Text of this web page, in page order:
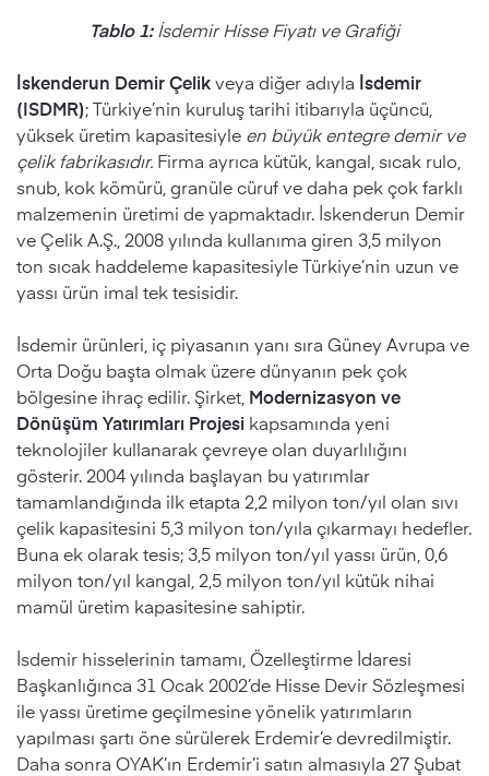
Tablo 1: İsdemir Hisse Fiyatı ve Grafiği
İskenderun Demir Çelikveya diğer adıyla İsdemir
(ISDMR); Türkiye’nin kuruluş tarihi itibarıyla üçüncü,
yüksek üretim kapasitesiyle en büyük entegre demir ve
çelik fabrikasıdır. Firma ayrıca kütük, kangal, sıcak rulo,
snub, kok kömürü, granüle cüruf ve daha pek çok farklı
malzemenin üretimi de yapmaktadır. İskenderun Demir
ve Çelik A.Ş., 2008 yılında kullanıma giren 3,5 milyon
ton sıcak haddeleme kapasitesiyle Türkiye’nin uzun ve
yassı ürün imal tek tesisidir.
İsdemir ürünleri, iç piyasanın yanı sıra Güney Avrupa ve
Orta Doğu başta olmak üzere dünyanın pek çok
bölgesine ihraç edilir. Şirket, Modernizasyon ve
Dönüşüm Yatırımları Projesi kapsamında yeni
teknolojiler kullanarak çevreye olan duyarlılığını
gösterir. 2004 yılında başlayan bu yatırımlar
tamamlandığında ilk etapta 2,2 milyon ton/yıl olan sıvı
çelik kapasitesini 5,3 milyon ton/yıla çıkarmayı hedefler.
Buna ek olarak tesis; 3,5 milyon ton/yıl yassı ürün, 0,6
milyon ton/yıl kangal, 2,5 milyon ton/yıl kütük nihai
mamül üretim kapasitesine sahiptir.
İsdemir hisselerinin tamamı, Özelleştirme İdaresi
Başkanlığınca 31 Ocak 2002’de Hisse Devir Sözleşmesi
ile yassı üretime geçilmesine yönelik yatırımların
yapılması şartı öne sürülerek Erdemir’e devredilmiştir.
Daha sonra OYAK’ın Erdemir’i satın almasıyla 27 Şubat